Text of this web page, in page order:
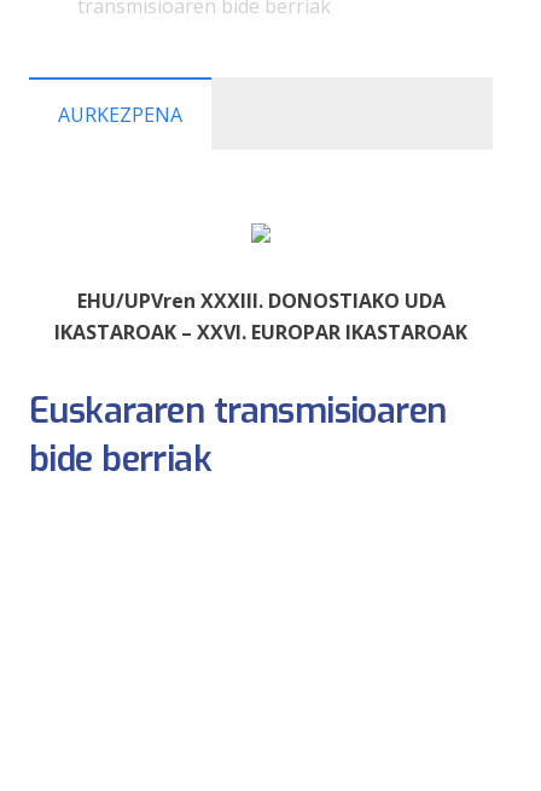
transmisioaren bide berriak
AURKEZPENA
EHU/UPVren XXXIII. DONOSTIAKO UDA
IKASTAROAK – XXVI. EUROPAR IKASTAROAK
Euskararen transmisioaren
bide berriak